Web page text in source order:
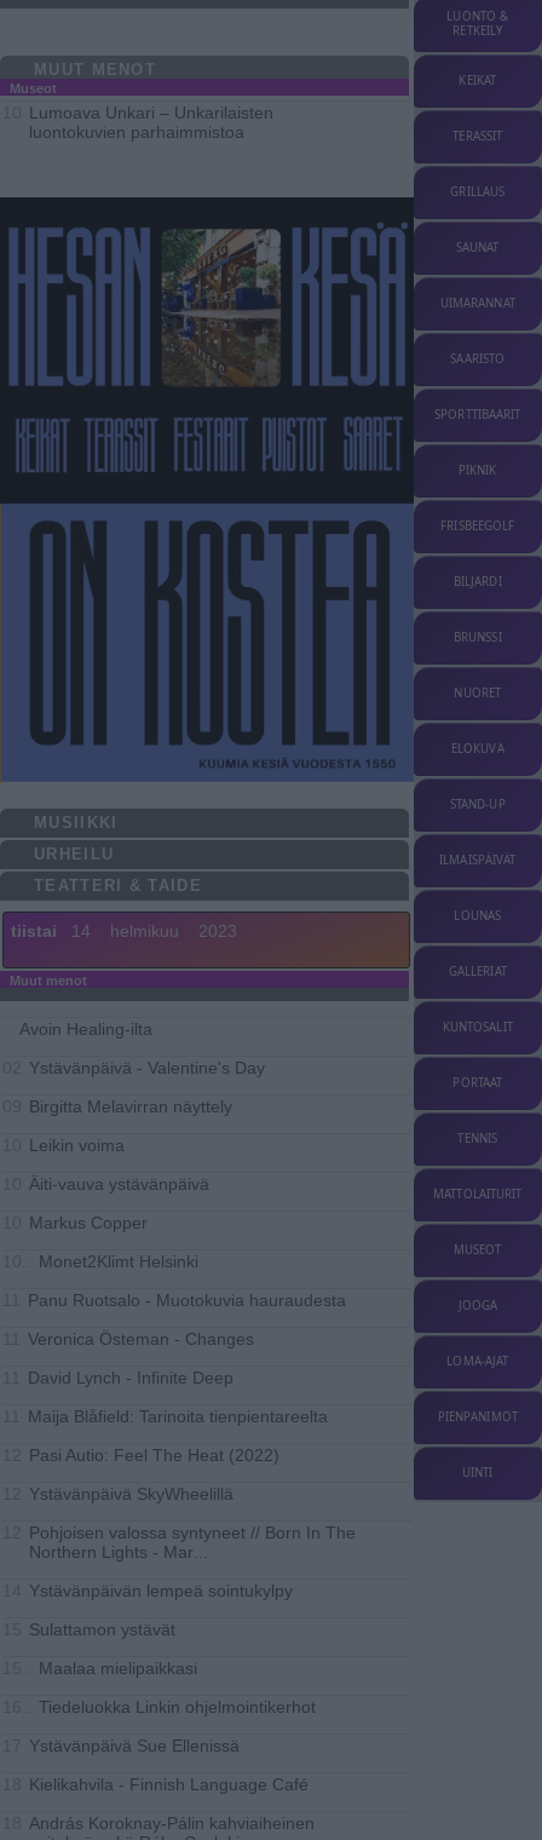
MUUT MENOT
Museot
Lumoava Unkari – Unkarilaisten
luontokuvien parhaimmistoa
MUSIIKKI
URHEILU
TEATTERI & TAIDE
tiistai 14 helmikuu 2023
Muut menot
Avoin Healing-ilta
Ystävänpäivä - Valentine's Day
Birgitta Melavirran näyttely
Leikin voima
Äiti-vauva ystävänpäivä
Markus Copper
Monet2Klimt Helsinki
Panu Ruotsalo - Muotokuvia hauraudesta
Veronica Östeman - Changes
David Lynch - Infinite Deep
Maija Blåfield: Tarinoita tienpientareelta
Pasi Autio: Feel The Heat (2022)
Ystävänpäivä SkyWheelillä
Pohjoisen valossa syntyneet // Born In The
Northern Lights - Mar
Ystävänpäivän lempeä sointukylpy
Sulattamon ystävät
Maalaa mielipaikkasi
Tiedeluokka Linkin ohjelmointikerhot
Ystävänpäivä Sue Ellenissä
Kielikahvila - Finnish Language Café
András Koroknay-Pálin kahviaiheinen
LUONTO &
RETKEILY
KEIKAT
TERASSIT
GRILLAUS
SAUNAT
UIMARANNAT
SAARISTO
SPORTTIBAARIT
PIKNIK
FRISBEEGOLF
BILJARDI
BRUNSSI
NUORET
ELOKUVA
STAND-UP
ILMAISPÄIVÄT
LOUNAS
GALLERIAT
KUNTOSALIT
PORTAAT
TENNIS
MATTOLAITURIT
MUSEOT
JOOGA
LOMA-AJAT
PIENPANIMOT
UINTI